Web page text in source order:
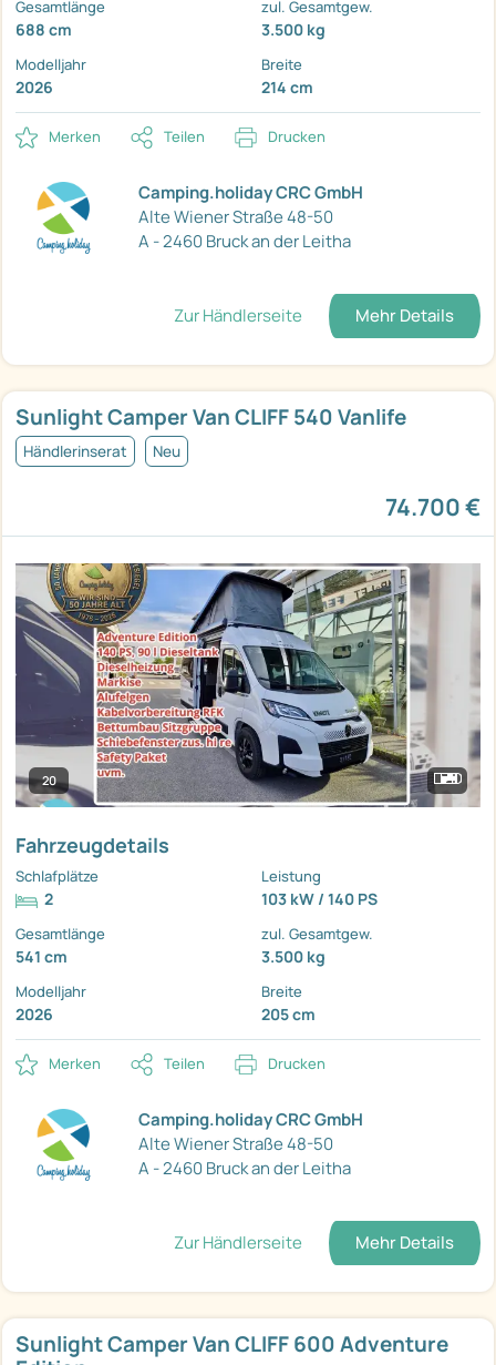
Gesamtlänge
688 cm
zul. Gesamtgew.
3.500 kg
Modelljahr
2026
Breite
214 cm
Merken Teilen Drucken
Camping.holiday CRC GmbH
Alte Wiener Straße 48-50
A - 2460 Bruck an der Leitha
Zur Händlerseite Mehr Details
Sunlight Camper Van CLIFF 540 Vanlife
Händlerinserat Neu
74.700 €
20
Fahrzeugdetails
Schlafplätze
2
Leistung
103 kW / 140 PS
Gesamtlänge
541 cm
zul. Gesamtgew.
3.500 kg
Modelljahr
2026
Breite
205 cm
Merken Teilen Drucken
Camping.holiday CRC GmbH
Alte Wiener Straße 48-50
A - 2460 Bruck an der Leitha
Zur Händlerseite Mehr Details
Sunlight Camper Van CLIFF 600 Adventure